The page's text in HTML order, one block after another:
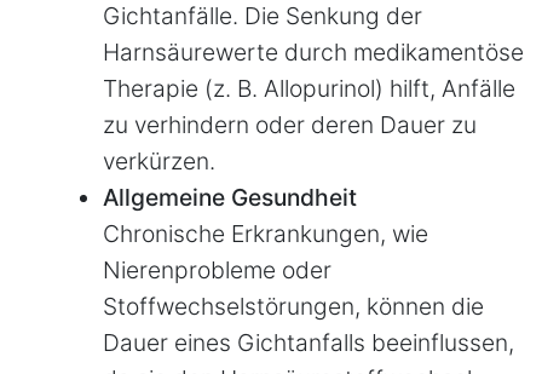
Gichtanfälle. Die Senkung der
Harnsäurewerte durch medikamentöse
Therapie (z. B. Allopurinol) hilft, Anfälle
zu verhindern oder deren Dauer zu
verkürzen.
Allgemeine Gesundheit
Chronische Erkrankungen, wie
Nierenprobleme oder
Stoffwechselstörungen, können die
Dauer eines Gichtanfalls beeinflussen,